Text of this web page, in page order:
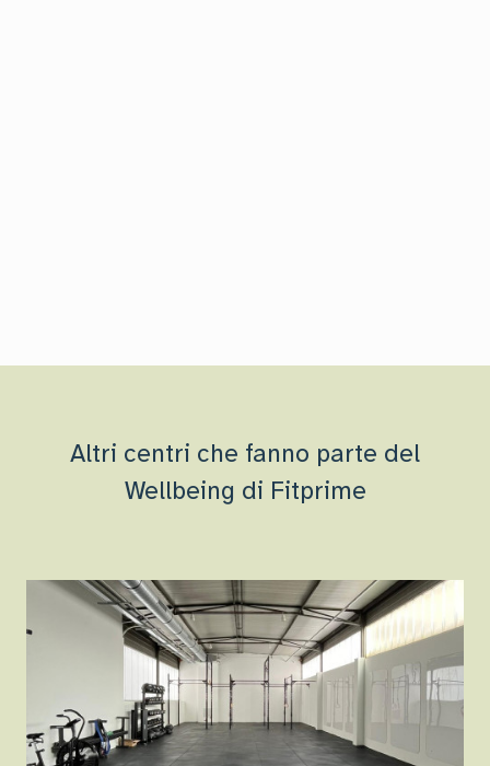
Altri centri che fanno parte del
Wellbeing di Fitprime